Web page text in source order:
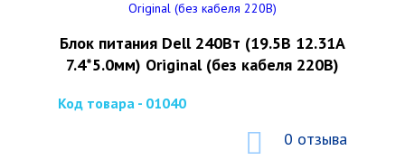
Блок питания Dell 240Вт (19.5В 12.31А
7.4*5.0мм) Original (без кабеля 220В)
Код товара - 01040
0 отзыва